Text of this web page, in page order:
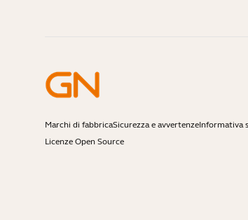
Marchi di fabbricaSicurezza e avvertenzeInformativa
Licenze Open Source